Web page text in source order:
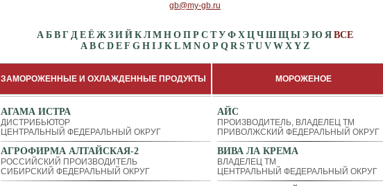
gb@my-gb.ru
А Б В Г Д Е Ё Ж З И Й К Л М Н О П Р С Т У Ф Х Ц Ч Ш Щ Ы Э Ю Я ВСЕ
A B C D E F G H I J K L M N O P Q R S T U V W X Y Z
ЗАМОРОЖЕННЫЕ И ОХЛАЖДЕННЫЕ ПРОДУКТЫ МОРОЖЕНОЕ
АГАМА ИСТРА
ДИСТРИБЬЮТОР
ЦЕНТРАЛЬНЫЙ ФЕДЕРАЛЬНЫЙ ОКРУГ
АГРОФИРМА АЛТАЙСКАЯ-2
РОССИЙСКИЙ ПРОИЗВОДИТЕЛЬ
СИБИРСКИЙ ФЕДЕРАЛЬНЫЙ ОКРУГ
АЙС
ПРОИЗВОДИТЕЛЬ, ВЛАДЕЛЕЦ ТМ
ПРИВОЛЖСКИЙ ФЕДЕРАЛЬНЫЙ ОКРУГ
ВИВА ЛА КРЕМА
ВЛАДЕЛЕЦ ТМ
ЦЕНТРАЛЬНЫЙ ФЕДЕРАЛЬНЫЙ ОКРУГ